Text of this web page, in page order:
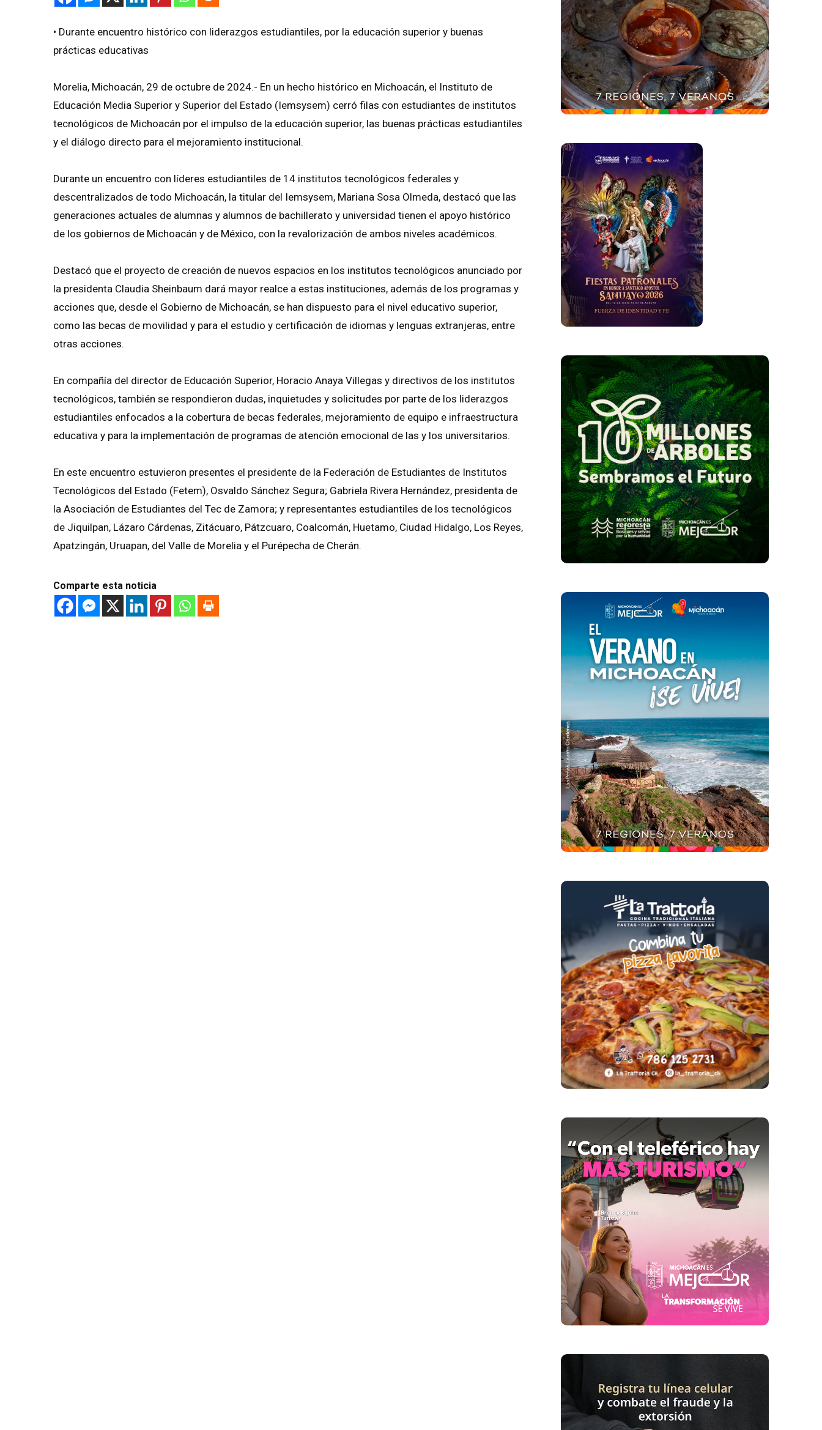
•⁠ ⁠Durante encuentro histórico con liderazgos estudiantiles, por la educación superior y buenas
prácticas educativas
Morelia, Michoacán, 29 de octubre de 2024.- En un hecho histórico en Michoacán, el Instituto de
Educación Media Superior y Superior del Estado (Iemsysem) cerró filas con estudiantes de institutos
tecnológicos de Michoacán por el impulso de la educación superior, las buenas prácticas estudiantiles
y el diálogo directo para el mejoramiento institucional.
Durante un encuentro con líderes estudiantiles de 14 institutos tecnológicos federales y
descentralizados de todo Michoacán, la titular del Iemsysem, Mariana Sosa Olmeda, destacó que las
generaciones actuales de alumnas y alumnos de bachillerato y universidad tienen el apoyo histórico
de los gobiernos de Michoacán y de México, con la revalorización de ambos niveles académicos.
Destacó que el proyecto de creación de nuevos espacios en los institutos tecnológicos anunciado por
la presidenta Claudia Sheinbaum dará mayor realce a estas instituciones, además de los programas y
acciones que, desde el Gobierno de Michoacán, se han dispuesto para el nivel educativo superior,
como las becas de movilidad y para el estudio y certificación de idiomas y lenguas extranjeras, entre
otras acciones.
En compañía del director de Educación Superior, Horacio Anaya Villegas y directivos de los institutos
tecnológicos, también se respondieron dudas, inquietudes y solicitudes por parte de los liderazgos
estudiantiles enfocados a la cobertura de becas federales, mejoramiento de equipo e infraestructura
educativa y para la implementación de programas de atención emocional de las y los universitarios.
En este encuentro estuvieron presentes el presidente de la Federación de Estudiantes de Institutos
Tecnológicos del Estado (Fetem), Osvaldo Sánchez Segura; Gabriela Rivera Hernández, presidenta de
la Asociación de Estudiantes del Tec de Zamora; y representantes estudiantiles de los tecnológicos
de Jiquilpan, Lázaro Cárdenas, Zitácuaro, Pátzcuaro, Coalcomán, Huetamo, Ciudad Hidalgo, Los Reyes,
Apatzingán, Uruapan, del Valle de Morelia y el Purépecha de Cherán.
Comparte esta noticia